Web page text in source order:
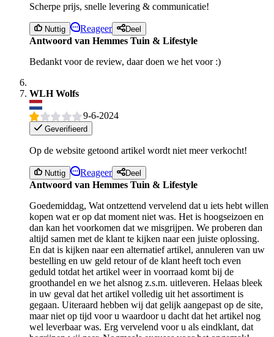
Scherpe prijs, snelle levering & communicatie!
Nuttig Reageer Deel
Antwoord van Hemmes Tuin & Lifestyle
Bedankt voor de review, daar doen we het voor :)
WLH Wolfs
9-6-2024
Geverifieerd
Op de website getoond artikel wordt niet meer verkocht!
Nuttig Reageer Deel
Antwoord van Hemmes Tuin & Lifestyle
Goedemiddag, Wat ontzettend vervelend dat u iets hebt willen
kopen wat er op dat moment niet was. Het is hoogseizoen en
dan kan het voorkomen dat we misgrijpen. We proberen dan
altijd samen met de klant te kijken naar een juiste oplossing.
En dat is kijken naar een alternatief artikel, annuleren van uw
bestelling en uw geld retour of de klant heeft toch even
geduld totdat het artikel weer in voorraad komt bij de
groothandel en we het alsnog z.s.m. uitleveren. Helaas bleek
in uw geval dat het artikel volledig uit het assortiment is
gegaan. Uiteraard hebben wij dat gelijk aangepast op de site,
maar niet op tijd voor u waardoor u dacht dat het artikel nog
wel leverbaar was. Erg vervelend voor u als eindklant, dat